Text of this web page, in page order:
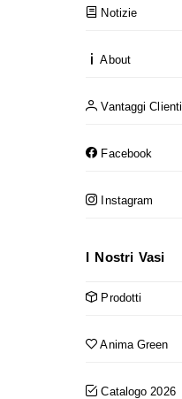
Notizie
About
Vantaggi Clienti
Facebook
Instagram
I Nostri Vasi
Prodotti
Anima Green
Catalogo 2026